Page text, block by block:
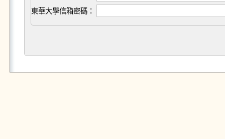
東華大學信箱密碼：